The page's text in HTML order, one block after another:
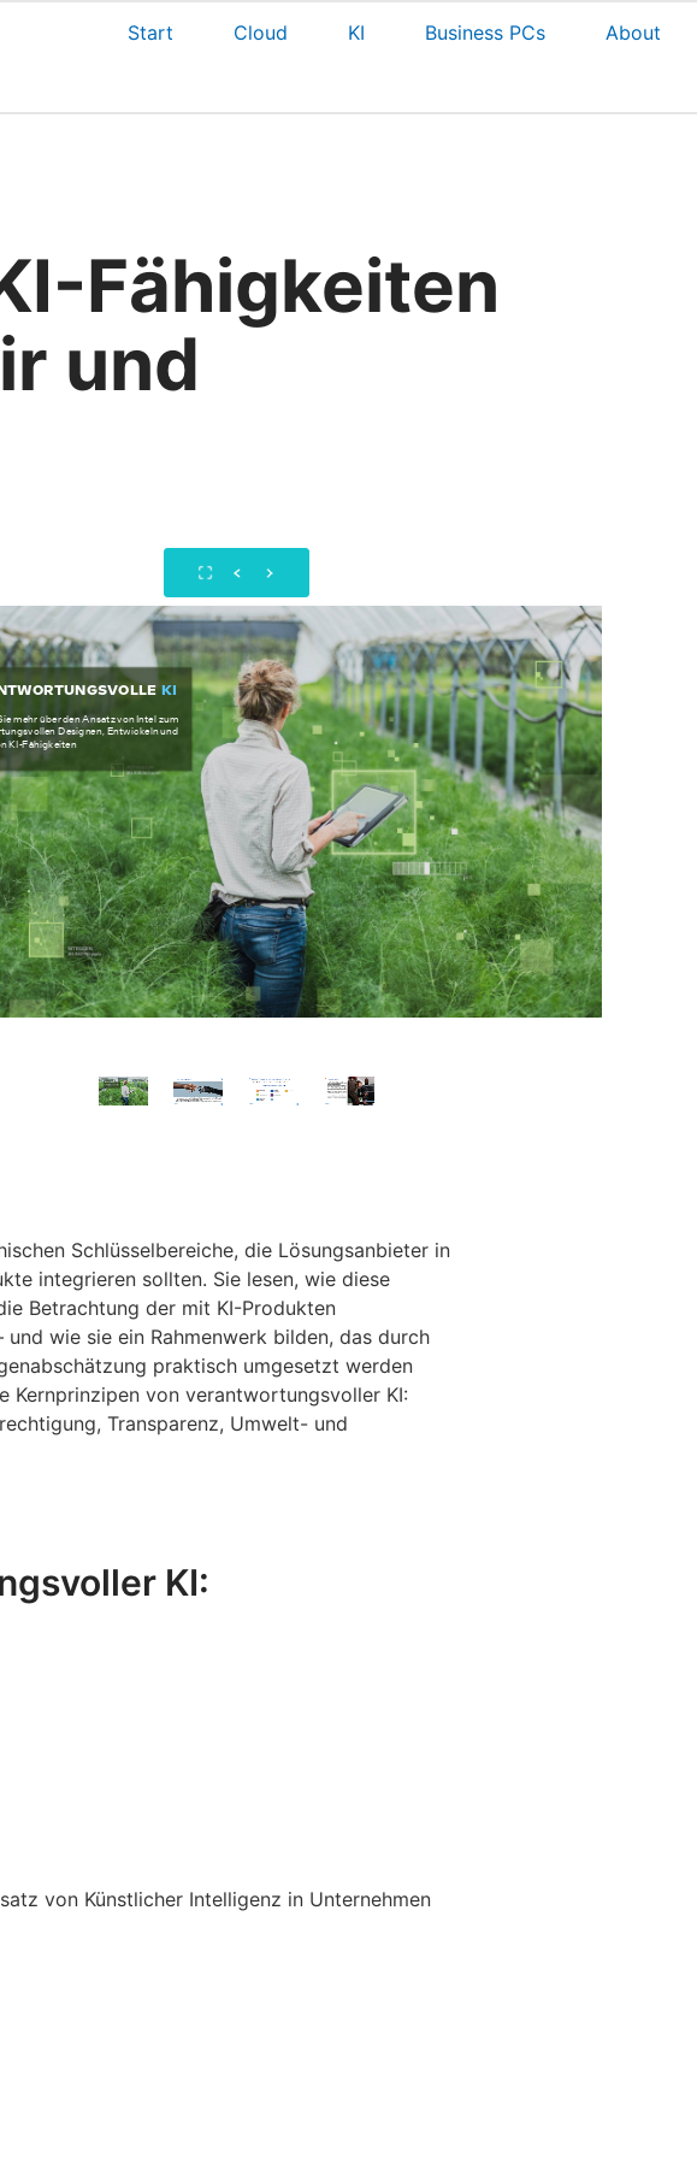
Start Cloud KI Business PCs About
Fähigkeiten
und
Schlüsselbereiche, die Lösungsanbieter in
integrieren sollten. Sie lesen, wie diese
Betrachtung der mit KI-Produkten
und wie sie ein Rahmenwerk bilden, das durch
praktisch umgesetzt werden
Kernprinzipen von verantwortungsvoller KI:
Transparenz, Umwelt- und
KI:
von Künstlicher Intelligenz in Unternehmen